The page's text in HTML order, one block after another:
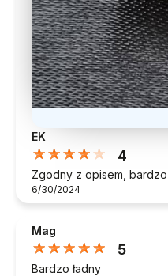
EK
4
Zgodny z opisem,
6/30/2024
Mag
5
Bardzo ładny